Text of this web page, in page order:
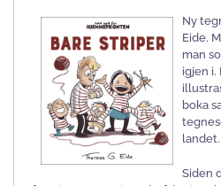
Ny
Eide.
man
igjen i.
boka
landet.
Siden